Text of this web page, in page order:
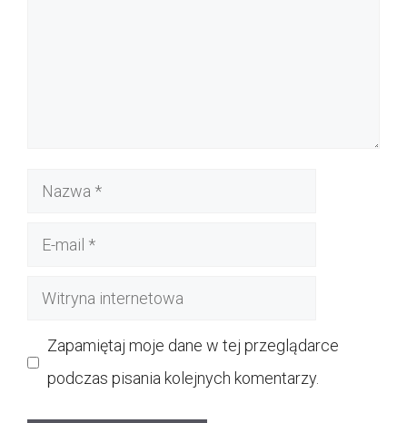
Nazwa
Witryna
Zapamiętaj moje dane w tej przeglądarce
podczas pisania kolejnych komentarzy.